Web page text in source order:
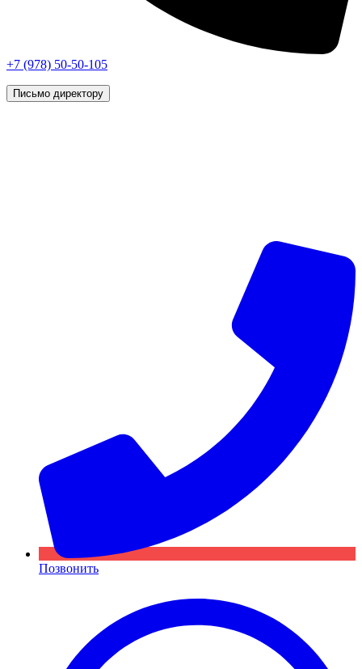
+7 (978) 50-50-105
Письмо директору
Позвонить